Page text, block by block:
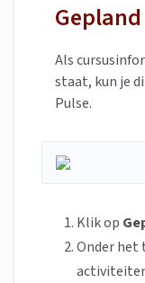
Gepland
Als
staat, kun je
Pulse.
Klik op
Onder het